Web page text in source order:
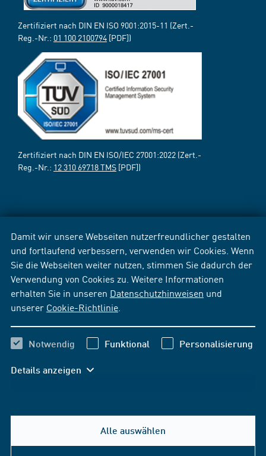
Damit wir unsere Webseiten nutzerfreundlicher gestalten
und fortlaufend verbessern, verwenden wir Cookies. Wenn
Sie die Webseiten weiter nutzen, stimmen Sie dadurch der
Verwendung von Cookies zu. Weitere Informationen
erhalten Sie in unseren Datenschutzhinweisen und
unserer Cookie-Richtlinie
Notwendig Funktional Personalisierung
Details anzeigen
Alle auswählen
Zertifiziert nach DIN EN ISO 9001:2015-11 (Zert.-
Reg.-Nr.: 01 100 2100794 [PDF])
Zertifiziert nach DIN EN ISO/IEC 27001:2022 (Zert.-
Reg.-Nr.: 12 310 69718 TMS [PDF])